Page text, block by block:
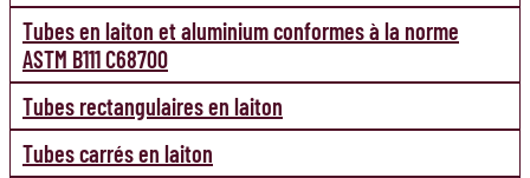
Tubes en laiton et aluminium conformes à la norme
ASTM B111 C68700
Tubes rectangulaires en laiton
Tubes carrés en laiton